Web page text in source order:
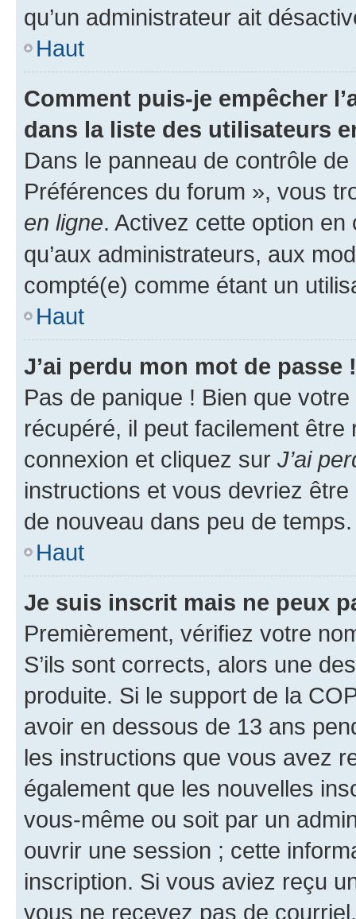
qu’un administrateur ait
Haut
Comment puis-je empêcher
dans la liste des utilisateurs
Dans le panneau de contrôle
Préférences du forum », vous
en ligne. Activez cette option
qu’aux administrateurs, aux
compté(e) comme étant un
Haut
J’ai perdu mon mot de passe !
Pas de panique ! Bien que
récupéré, il peut facilement
connexion et cliquez sur J’ai
instructions et vous devriez
de nouveau dans peu de temps.
Haut
Je suis inscrit mais ne peux
Premièrement, vérifiez votre
S’ils sont corrects, alors une
produite. Si le support de la
avoir en dessous de 13 ans
les instructions que vous avez
également que les nouvelles
vous-même ou soit par un
ouvrir une session ; cette
inscription. Si vous aviez reçu
vous ne recevez pas de